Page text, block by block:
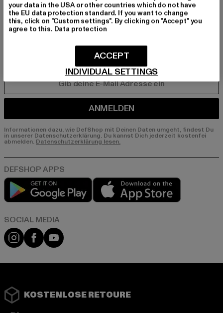
An welchen Produkten bist du interessiert?
ANMELDEN
Informationen dazu, wie DefShop mit Deinen Daten umgeht, findest Du
in unserer Datenschutzerklärung. Du kannst Dich jederzeit kostenfei
abmelden. Datenschutzerklärung lesen.
Play market
Instagram
FacebookYouTube
KOSTENLOSE RETOURE
your data in the USA or other countries which do not have
the EU data protection standard. If you want to change
this, click on "Custom settings". By clicking on "Accept" you
agree to this. Data protection
INDIVIDUAL SETTINGS
ACCEPT